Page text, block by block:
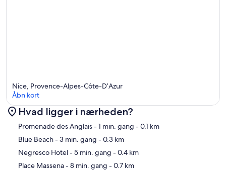
Kort
Nice, Provence-Alpes-Côte-D’Azur
Åbn kort
Hvad ligger i nærheden?
Promenade des Anglais- 1 min. gang - 0.1 km
Blue Beach- 3 min. gang - 0.3 km
Negresco Hotel- 5 min. gang - 0.4 km
Place Massena- 8 min. gang - 0.7 km